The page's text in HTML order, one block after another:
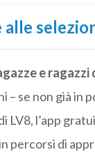
alle
e ragazzi
– se non già in
LV8, l’app
percorsi di